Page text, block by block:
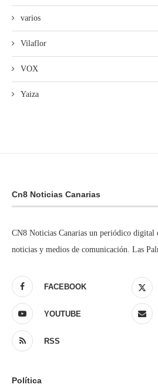
varios
Vilaflor
VOX
Yaiza
Cn8 Noticias Canarias
CN8 Noticias Canarias un periódico digital
noticias y medios de comunicación. Las
FACEBOOK
YOUTUBE
RSS
Política